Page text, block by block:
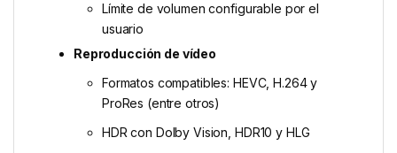
Límite de volumen configurable por el
usuario
Reproducción de vídeo
Formatos compatibles: HEVC, H.264 y
ProRes (entre otros)
HDR con Dolby Vision, HDR10 y HLG